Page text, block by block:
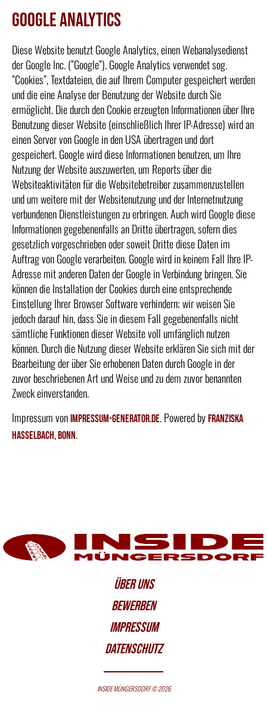
Google Analytics
Diese Website benutzt Google Analytics, einen Webanalysedienst
der Google Inc. (”Google”). Google Analytics verwendet sog.
”Cookies”, Textdateien, die auf Ihrem Computer gespeichert werden
und die eine Analyse der Benutzung der Website durch Sie
ermöglicht. Die durch den Cookie erzeugten Informationen über Ihre
Benutzung dieser Website (einschließlich Ihrer IP-Adresse) wird an
einen Server von Google in den USA übertragen und dort
gespeichert. Google wird diese Informationen benutzen, um Ihre
Nutzung der Website auszuwerten, um Reports über die
Websiteaktivitäten für die Websitebetreiber zusammenzustellen
und um weitere mit der Websitenutzung und der Internetnutzung
verbundenen Dienstleistungen zu erbringen. Auch wird Google diese
Informationen gegebenenfalls an Dritte übertragen, sofern dies
gesetzlich vorgeschrieben oder soweit Dritte diese Daten im
Auftrag von Google verarbeiten. Google wird in keinem Fall Ihre IP-
Adresse mit anderen Daten der Google in Verbindung bringen. Sie
können die Installation der Cookies durch eine entsprechende
Einstellung Ihrer Browser Software verhindern; wir weisen Sie
jedoch darauf hin, dass Sie in diesem Fall gegebenenfalls nicht
sämtliche Funktionen dieser Website voll umfänglich nutzen
können. Durch die Nutzung dieser Website erklären Sie sich mit der
Bearbeitung der über Sie erhobenen Daten durch Google in der
zuvor beschriebenen Art und Weise und zu dem zuvor benannten
Zweck einverstanden.
Impressum von Impressum-Generator.de. Powered by Franziska
Hasselbach, Bonn.
ÜBER UNS
BEWERBEN
IMPRESSUM
DATENSCHUTZ
INSIDE MÜNGERSDORF © 2026